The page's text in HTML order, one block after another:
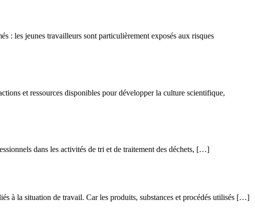
: les jeunes travailleurs sont particulièrement exposés aux risques
et ressources disponibles pour développer la culture scientifique,
dans les activités de tri et de traitement des déchets, […]
à la situation de travail. Car les produits, substances et procédés utilisés […]